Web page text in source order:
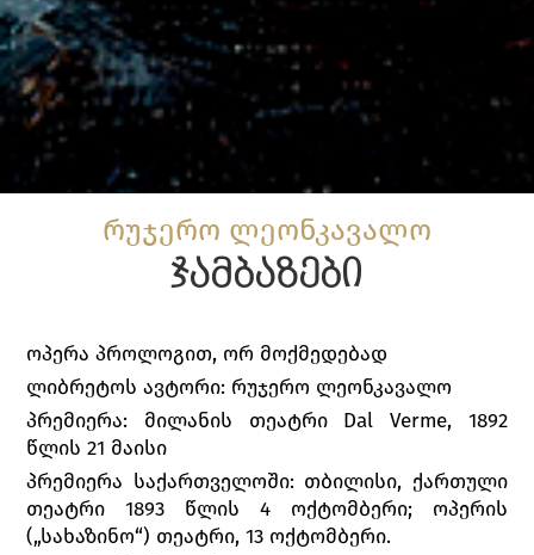
რუჯერო ლეონკავალო
ჯამბაზები
ოპერა პროლოგით, ორ მოქმედებად
ლიბრეტოს ავტორი: რუჯერო ლეონკავალო
პრემიერა: მილანის თეატრი Dal Verme, 1892
წლის 21 მაისი
პრემიერა საქართველოში: თბილისი, ქართული
თეატრი 1893 წლის 4 ოქტომბერი; ოპერის
(„სახაზინო“) თეატრი, 13 ოქტომბერი.